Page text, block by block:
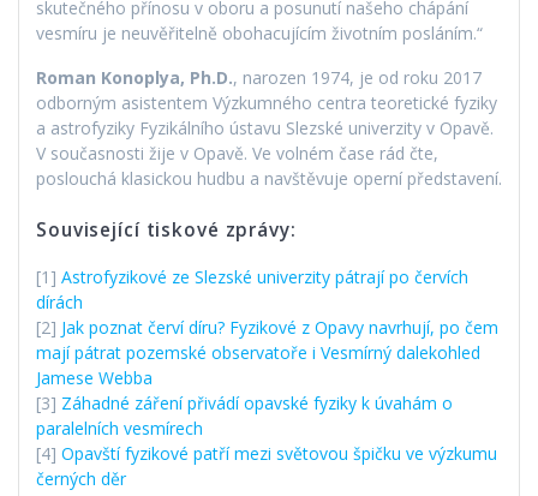
skutečného přínosu v oboru a posunutí našeho chápání
vesmíru je neuvěřitelně obohacujícím životním posláním.“
Roman Konoplya, Ph.D., narozen 1974, je od roku 2017
odborným asistentem Výzkumného centra teoretické fyziky
a astrofyziky Fyzikálního ústavu Slezské univerzity v Opavě.
V současnosti žije v Opavě. Ve volném čase rád čte,
poslouchá klasickou hudbu a navštěvuje operní představení.
Související tiskové zprávy:
[1] Astrofyzikové ze Slezské univerzity pátrají po červích
dírách
[2] Jak poznat červí díru? Fyzikové z Opavy navrhují, po čem
mají pátrat pozemské observatoře i Vesmírný dalekohled
Jamese Webba
[3] Záhadné záření přivádí opavské fyziky k úvahám o
paralelních vesmírech
[4] Opavští fyzikové patří mezi světovou špičku ve výzkumu
černých děr